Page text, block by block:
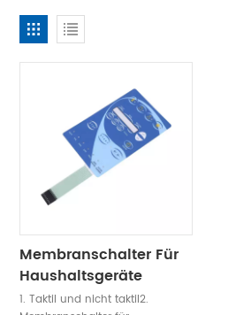
Membranschalter Für
Haushaltsgeräte
1. Taktil und nicht taktil2.